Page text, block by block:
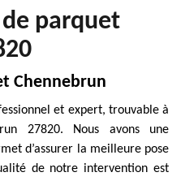
parquet
Chennebrun
et expert, trouvable à
27820. Nous avons une
d’assurer la meilleure pose
de notre intervention est